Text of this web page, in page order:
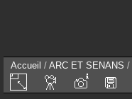
Accueil / ARC ET SENANS /